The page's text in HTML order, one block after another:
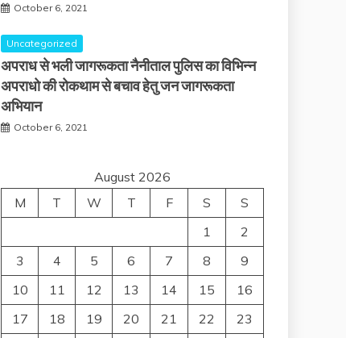
October 6, 2021
Uncategorized
अपराध से भली जागरूकता नैनीताल पुलिस का विभिन्न
अपराधो की रोकथाम से बचाव हेतु जन जागरूकता
अभियान
October 6, 2021
August 2026
M
T W T F S
S
1
2
3
4 5 6 7 8
9
10
11 12 13 14 15
16
17
18 19 20 21 22
23